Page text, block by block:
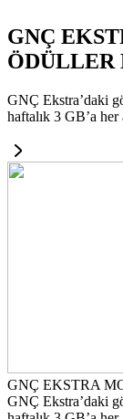
GNÇ
ÖDÜLLER
GNÇ Ekstra’daki
haftalık 3 GB’a
GNÇ EKSTRA
GNÇ Ekstra’daki